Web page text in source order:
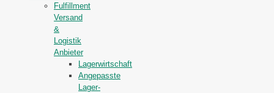
Fulfillment
Versand
&
Logistik
Anbieter
Lagerwirtschaft
Angepasste
Lager-